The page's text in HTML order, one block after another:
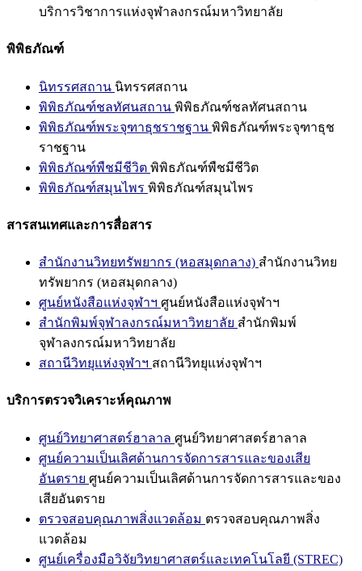
บริการวิชาการแห่งจุฬาลงกรณ์มหาวิทยาลัย
พิพิธภัณฑ์
นิทรรศสถาน นิทรรศสถาน
พิพิธภัณฑ์ชลทัศนสถาน พิพิธภัณฑ์ชลทัศนสถาน
พิพิธภัณฑ์พระจุฑาธุชราชฐาน พิพิธภัณฑ์พระจุฑาธุช
ราชฐาน
พิพิธภัณฑ์พืชมีชีวิต พิพิธภัณฑ์พืชมีชีวิต
พิพิธภัณฑ์สมุนไพร พิพิธภัณฑ์สมุนไพร
สารสนเทศและการสื่อสาร
สำนักงานวิทยทรัพยากร (หอสมุดกลาง) สำนักงานวิทย
ทรัพยากร (หอสมุดกลาง)
ศูนย์หนังสือแห่งจุฬาฯ ศูนย์หนังสือแห่งจุฬาฯ
สำนักพิมพ์จุฬาลงกรณ์มหาวิทยาลัย สำนักพิมพ์
จุฬาลงกรณ์มหาวิทยาลัย
สถานีวิทยุแห่งจุฬาฯ สถานีวิทยุแห่งจุฬาฯ
บริการตรวจวิเคราะห์คุณภาพ
ศูนย์วิทยาศาสตร์ฮาลาล ศูนย์วิทยาศาสตร์ฮาลาล
ศูนย์ความเป็นเลิศด้านการจัดการสารและของเสีย
อันตราย ศูนย์ความเป็นเลิศด้านการจัดการสารและของ
เสียอันตราย
ตรวจสอบคุณภาพสิ่งแวดล้อม ตรวจสอบคุณภาพสิ่ง
แวดล้อม
ศูนย์เครื่องมือวิจัยวิทยาศาสตร์และเทคโนโลยี (STREC)